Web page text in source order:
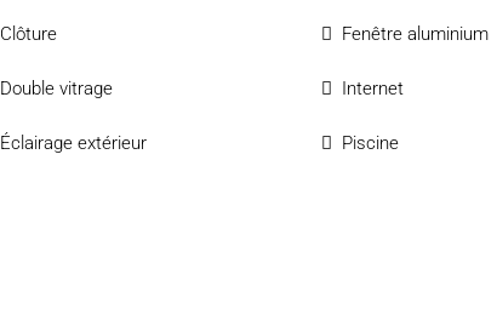
Clôture
Double vitrage
Éclairage extérieur
Fenêtre aluminium
Internet
Piscine